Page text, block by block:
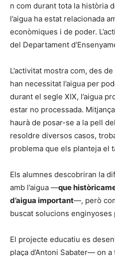
n com durant tota la història
l’aigua ha estat relacionada
econòmiques i de poder.
del Departament
L’activitat mostra com, des
han necessitat l’aigua per
durant el segle XIX, l’aigua
estar no processada.
haurà de posar-se a la pell
resoldre diversos casos,
problema que els planteja el
Els alumnes descobriran la
amb l’aigua —que
d’aigua important—, però
buscat solucions
El projecte educatiu es
plaça d’Antoni Sabater— on